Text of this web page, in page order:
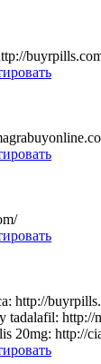
http://
tadalafil:
20mg: http://